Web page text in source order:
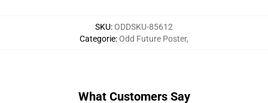
SKU:ODDSKU-85612
Categorie:Odd Future Poster,
What Customers Say